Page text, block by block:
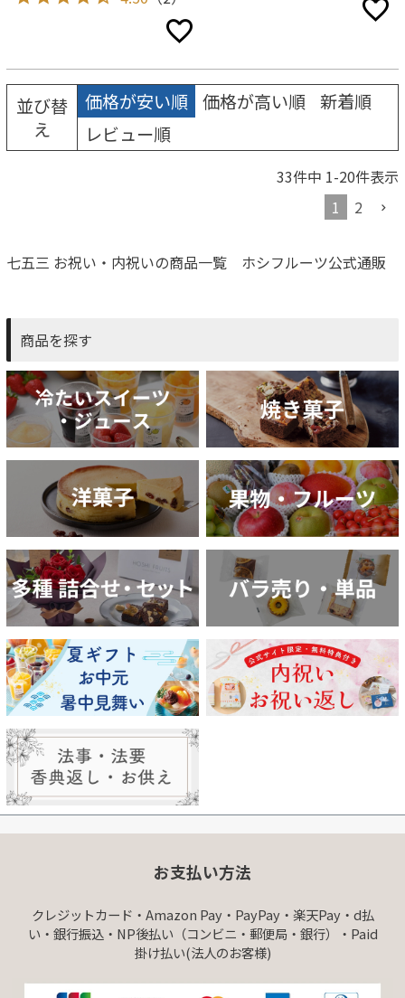
並び替
え
価格が安い順 価格が高い順
新着順
レビュー順
33件中 1-20件表示
1
2
七五三 お祝い・内祝いの商品一覧 ホシフルーツ公式通販
商品を探す
お支払い方法
クレジットカード・Amazon Pay・PayPay・楽天Pay・d払
い・銀行振込・NP後払い（コンビニ・郵便局・銀行）・Paid
掛け払い(法人のお客様)